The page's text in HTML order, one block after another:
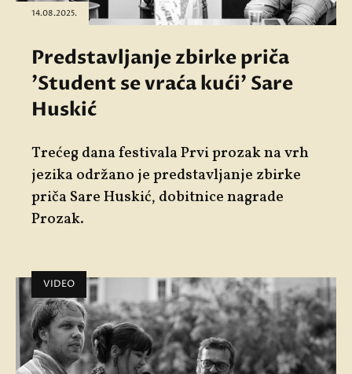
14.08.2025.
Predstavljanje zbirke priča
'Student se vraća kući' Sare
Huskić
Trećeg dana festivala Prvi prozak na vrh
jezika održano je predstavljanje zbirke
priča Sare Huskić, dobitnice nagrade
Prozak.
VIDEO